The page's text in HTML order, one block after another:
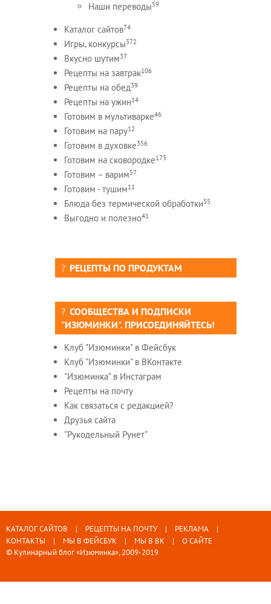
Наши переводы59
Каталог сайтов74
Игры, конкурсы372
Вкусно шутим37
Рецепты на завтрак106
Рецепты на обед39
Рецепты на ужин14
Готовим в мультиварке46
Готовим на пару12
Готовим в духовке356
Готовим на сковородке173
Готовим – варим57
Готовим - тушим11
Блюда без термической обработки55
Выгодно и полезно41
РЕЦЕПТЫ ПО ПРОДУКТАМ
СООБЩЕСТВА И ПОДПИСКИ
"ИЗЮМИНКИ". ПРИСОЕДИНЯЙТЕСЬ!
Клуб "Изюминки" в Фейсбук
Клуб "Изюминки" в ВКонтакте
"Изюминка" в Инстаграм
Рецепты на почту
Как связаться с редакцией?
Друзья сайта
"Рукодельный Рунет"
КАТАЛОГ САЙТОВ РЕЦЕПТЫ НА ПОЧТУ
РЕКЛАМА
КОНТАКТЫ
МЫ В ФЕЙСБУК МЫ В ВК
О САЙТЕ
© Кулинарный блог «Изюминка», 2009-2019